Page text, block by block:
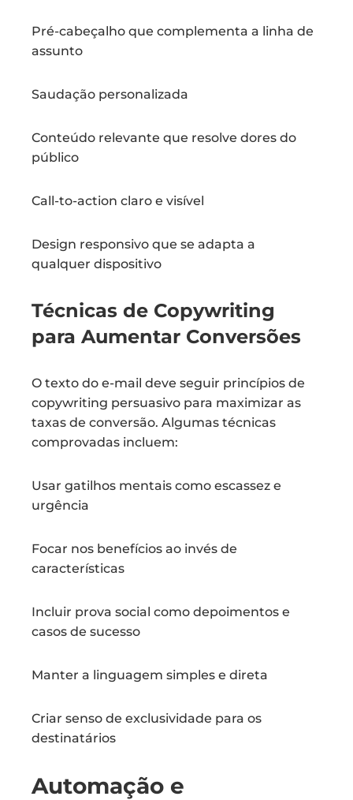
Pré-cabeçalho que complementa a linha de
assunto
Saudação personalizada
Conteúdo relevante que resolve dores do
público
Call-to-action claro e visível
Design responsivo que se adapta a
qualquer dispositivo
Técnicas de Copywriting
para Aumentar Conversões
O texto do e-mail deve seguir princípios de
copywriting persuasivo para maximizar as
taxas de conversão. Algumas técnicas
comprovadas incluem:
Usar gatilhos mentais como escassez e
urgência
Focar nos benefícios ao invés de
características
Incluir prova social como depoimentos e
casos de sucesso
Manter a linguagem simples e direta
Criar senso de exclusividade para os
destinatários
Automação e